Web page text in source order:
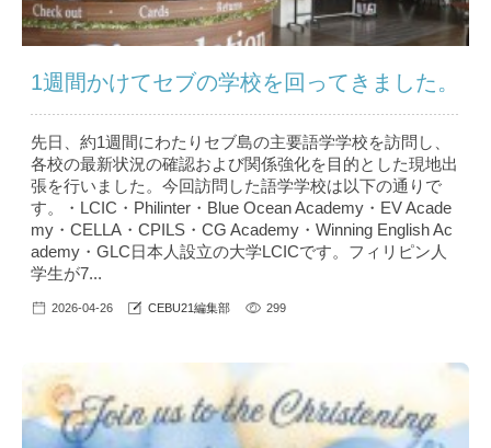
1週間かけてセブの学校を回ってきました。
先日、約1週間にわたりセブ島の主要語学学校を訪問し、
各校の最新状況の確認および関係強化を目的とした現地出
張を行いました。今回訪問した語学学校は以下の通りで
す。・LCIC・Philinter・Blue Ocean Academy・EV Acade
my・CELLA・CPILS・CG Academy・Winning English Ac
ademy・GLC日本人設立の大学LCICです。フィリピン人
学生が7...
2026-04-26 CEBU21編集部 299